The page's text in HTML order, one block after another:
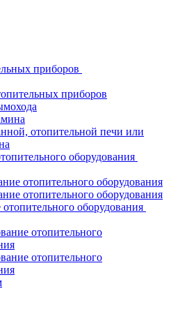
приборов
приборов
отопительной печи или
оборудования
отопительного оборудования
отопительного оборудования
оборудования
отопительного
отопительного